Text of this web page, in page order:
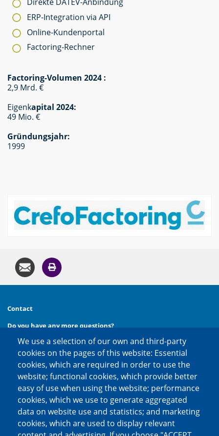
ERP-Integration via API
Online-Kundenportal
Factoring-Rechner
Factoring-Volumen 2024 :
2,9 Mrd. €
Eigenkapital 2024:
49 Mio. €
Gründungsjahr:
1999
Contact
Do you have any more questions?
Then call us at
phone:+49 (0) 30 20 654 654
or contact us via
e-mail:kontakt@factoring.de
Social media channels
We use a selection of our own and third-party
cookies on the pages of this website: Essential
cookies, which are required in order to use the
website; functional cookies, which provide better
easy of use when using the website; performance
cookies, which we use to generate aggregated
data on website use and statistics; and marketing
cookies, which are used to display relevant